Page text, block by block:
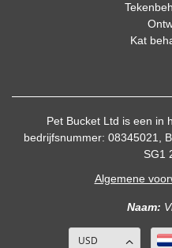
Kat
Pet Bucket Ltd is een in
bedrijfsnummer: 08345021,
SG1
Algemene
Naam:
USD